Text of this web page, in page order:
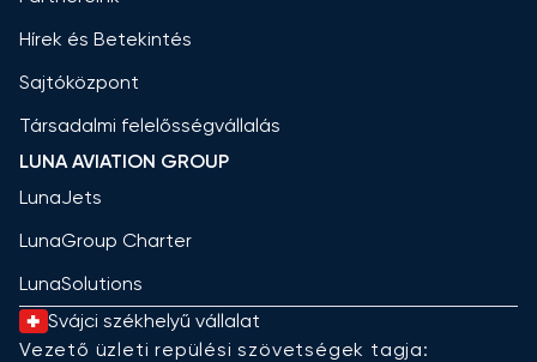
Hírek és Betekintés
Sajtóközpont
Társadalmi felelősségvállalás
LUNA AVIATION GROUP
LunaJets
LunaGroup Charter
LunaSolutions
Svájci székhelyű vállalat
Vezető üzleti repülési szövetségek tagja: